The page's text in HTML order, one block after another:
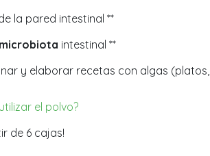
la pared intestinal **
microbiota intestinal **
y elaborar recetas con algas (platos,
el polvo?
de 6 cajas!